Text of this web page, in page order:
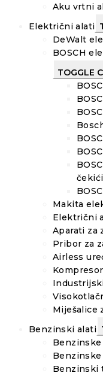
Aku vrtni
Električni alati
DeWalt
BOSCH
TOGGLE
čekići
Makita
Električni
Aparati za
Pribor za
Airless
Miješalice
Benzinski alati
Benzinski